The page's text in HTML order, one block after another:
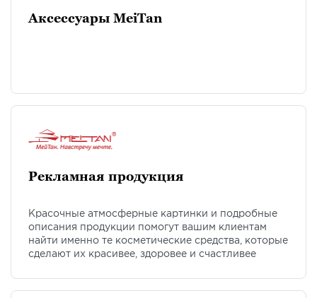
Аксессуары MeiTan
Рекламная продукция
Красочные атмосферные картинки и подробные
описания продукции помогут вашим клиентам
найти именно те косметические средства, которые
сделают их красивее, здоровее и счастливее